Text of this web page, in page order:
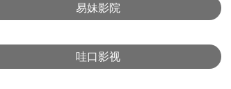
易妹影院
哇口影视